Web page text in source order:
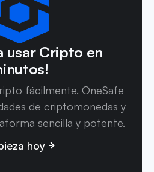
usar Cripto en
fácilmente. OneSafe
de criptomonedas y
sencilla y potente.
hoy